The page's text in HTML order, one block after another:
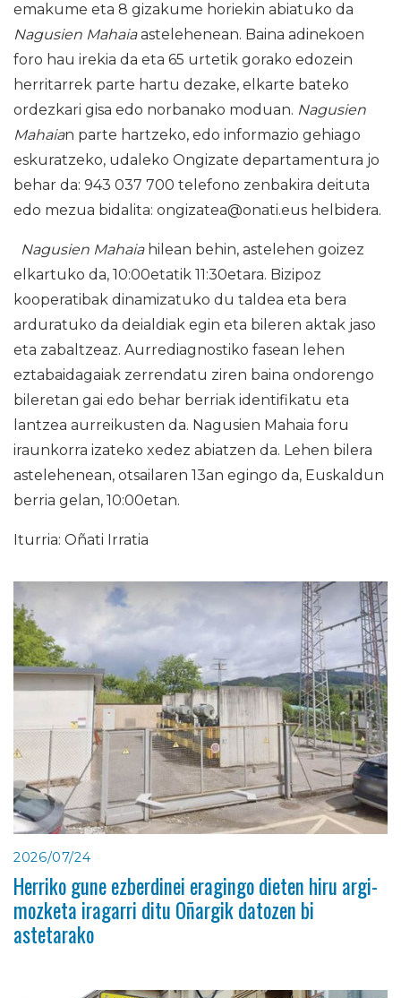
emakume eta 8 gizakume horiekin abiatuko da
Nagusien Mahaiaastelehenean. Baina adinekoen
foro hau irekia da eta 65 urtetik gorako edozein
herritarrek parte hartu dezake, elkarte bateko
ordezkari gisa edo norbanako moduan. Nagusien
Mahaian parte hartzeko, edo informazio gehiago
eskuratzeko, udaleko Ongizate departamentura jo
behar da: 943 037 700 telefono zenbakira deituta
edo mezua bidalita: ongizatea@onati.eus helbidera.
Nagusien Mahaiahilean behin, astelehen goizez
elkartuko da, 10:00etatik 11:30etara. Bizipoz
kooperatibak dinamizatuko du taldea eta bera
arduratuko da deialdiak egin eta bileren aktak jaso
eta zabaltzeaz. Aurrediagnostiko fasean lehen
eztabaidagaiak zerrendatu ziren baina ondorengo
bileretan gai edo behar berriak identifikatu eta
lantzea aurreikusten da. Nagusien Mahaia foru
iraunkorra izateko xedez abiatzen da. Lehen bilera
astelehenean, otsailaren 13an egingo da, Euskaldun
berria gelan, 10:00etan.
Iturria: Oñati Irratia
2026/07/24
Herriko gune ezberdinei eragingo dieten hiru argi-
mozketa iragarri ditu Oñargik datozen bi
astetarako